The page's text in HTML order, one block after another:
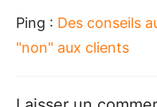
Ping : Des conseils
"non" aux clients